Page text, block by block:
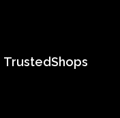
TrustedShops